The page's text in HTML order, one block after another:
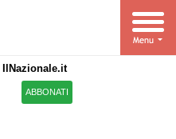
IlNazionale.it
ABBONATI